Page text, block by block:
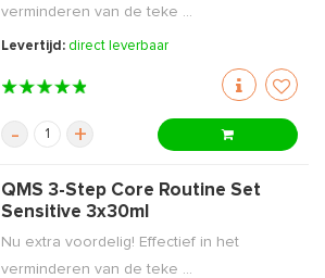
verminderen van de teke ...
Levertijd: direct leverbaar
- +
QMS 3-Step Core Routine Set
Sensitive 3x30ml
Nu extra voordelig! Effectief in het
verminderen van de teke ...